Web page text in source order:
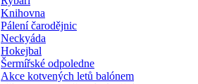
Knihovna
Pálení čarodějnic
Neckyáda
Hokejbal
Šermířské odpoledne
Akce kotvených letů balónem